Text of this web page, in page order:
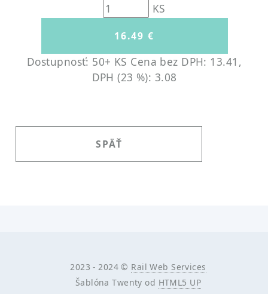
KS
Dostupnosť: 50+ KS Cena bez DPH: 13.41,
DPH (23 %): 3.08
SPÄŤ
2023 - 2024 © Rail Web Services
Šablóna Twenty od HTML5 UP